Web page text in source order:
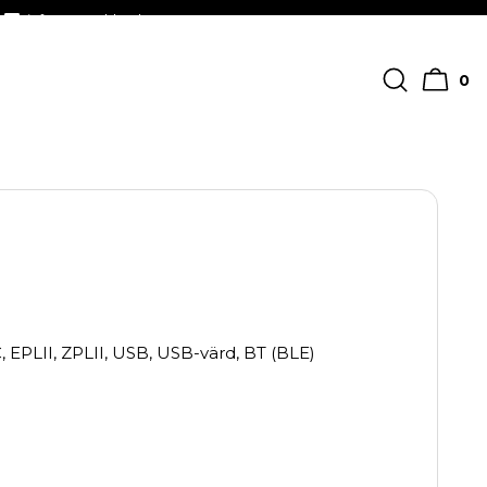
info@streckkodscenter.se
0
ZPLII, USB, USB-värd, BT (BLE)